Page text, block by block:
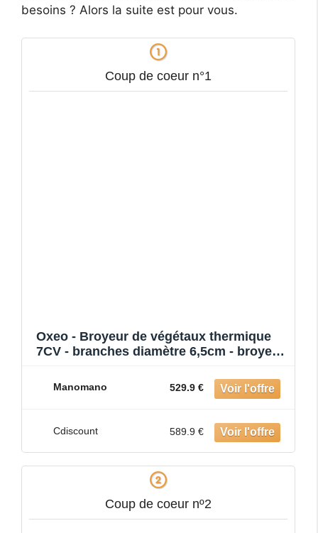
besoins ? Alors la suite est pour vous.
Coup de coeur n°1
Oxeo - Broyeur de végétaux thermique
7CV - branches diamètre 6,5cm - broyeur
Manomano 529.9 €
Cdiscount 589.9 €
Coup de coeur nº2